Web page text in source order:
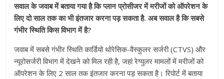
सवाल के जवाब में बताया गया है कि प्लान प्रोसीजर में मरीजों को ऑपरेशन के
लिए दो साल तक का भी इंतजार करना पड़ सकता है. अब सवाल है कि सबसे
गंभीर स्थिति किस विभाग में है?
जवाब में सबसे गंभीर स्थिति कार्डियो थोरेसिक-वैस्कुलर सर्जरी (CTVS) और
न्यूरोसर्जरी विभाग में देखने को मिल रही है, जहां रेग्युलर मामलों में मरीजों को
ऑपरेशन के लिए 2 साल तक इंतजार करना पड़ सकता है। रिपोर्ट में बताया